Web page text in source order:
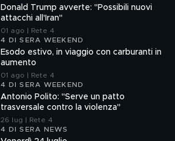
Donald Trump avverte: "Possibili nuovi
attacchi all'Iran"
01 ago | Rete 4
4 DI SERA WEEKEND
Esodo estivo, in viaggio con carburanti in
aumento
01 ago | Rete 4
4 DI SERA WEEKEND
Antonio Polito: "Serve un patto
trasversale contro la violenza"
26 lug | Rete 4
4 DI SERA NEWS